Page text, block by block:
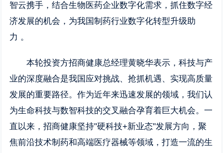
智云携手，结合生物医药企业数字化需求，抓住数字经
济发展的机会，为我国制药行业数字化转型升级助
力 。
本轮投资方招商健康总经理黄晓华表示，科技与产
业的深度融合是我国应对挑战、抢抓机遇、实现高质量
发展的重要路径。作为近年来迅速发展的领域，我们认
为生命科技与数智科技的交叉融合孕育着巨大机会。一
直以来，招商健康坚持"硬科技+新业态"发展方向，聚
焦前沿技术制药和高端医疗器械等领域，打造一流的生